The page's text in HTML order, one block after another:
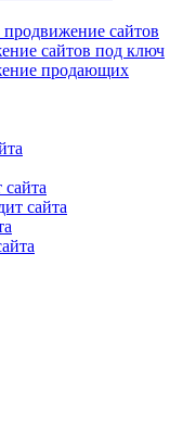
сайтов
сайтов под ключ
продающих
сайта